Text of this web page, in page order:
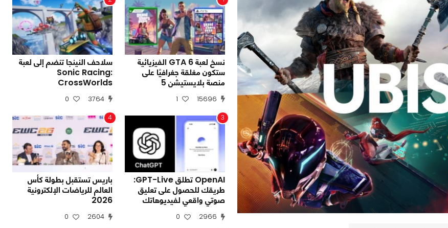
نسخ لعبة GTA 6 الفيزيائية
ستكون مغلقة جغرافيًا على
منصة بلايستيشن 5
15696
1
سلاحف النينجا تنضم إلى لعبة
Sonic Racing:
CrossWorlds
3764
0
3
OpenAI تطلق GPT-Live:
طريقك للحصول على تعليق
صوتي واقعي لفيديوهاتك
2966
0
4
باريس تستقبل بطولة كأس
العالم للرياضات الإلكترونية
2026
2604
0